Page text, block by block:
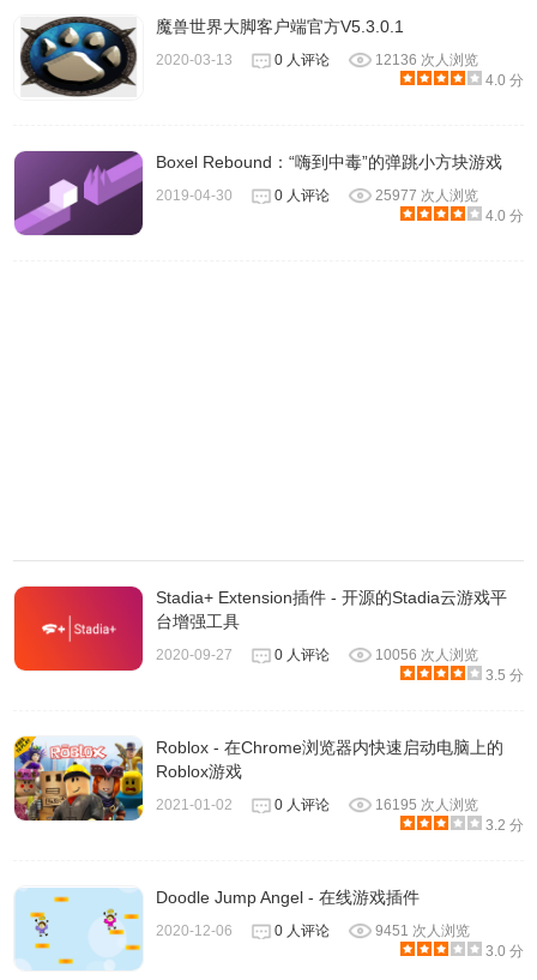
6、软件效果如图：
据游戏的分辨率更改比例窗口大小时会重新计算。
3、缩放不适用于最大化的窗口。
4、缩放窗口关闭后，缩放比例会自动禁用，而缩放窗口最小
正常（未最小化，未最大化）状态时，缩放比例也会自动启
用。
https://tanalin.com/en/projects/integer-scaler/
魔兽世界大脚客户端官方V5.3.0.1
2020-03-13 0 人评论
12136 次人浏览
4.0 分
Boxel Rebound：“嗨到中毒”的弹跳小方块游戏
2019-04-30 0 人评论
25977 次人浏览
4.0 分
Stadia+ Extension插件 - 开源的Stadia云游戏平
台增强工具
2020-09-27 0 人评论
10056 次人浏览
3.5 分
Roblox - 在Chrome浏览器内快速启动电脑上的
Roblox游戏
2021-01-02 0 人评论
16195 次人浏览
3.2 分
Doodle Jump Angel - 在线游戏插件
2020-12-06 0 人评论
9451 次人浏览
3.0 分